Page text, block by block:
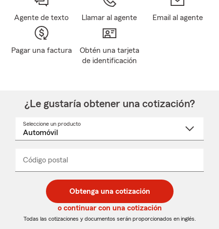
Agente de texto Llamar al agente Email al agente
Pagar una factura
Obtén una tarjeta
de identificación
¿Le gustaría obtener una cotización?
Seleccione un producto
desplegable
Código postal
de
5
dígitos
de
5
dígitos
_____
Obtenga una cotización
o continuar con una cotización
Todas las cotizaciones y documentos serán proporcionados en inglés.